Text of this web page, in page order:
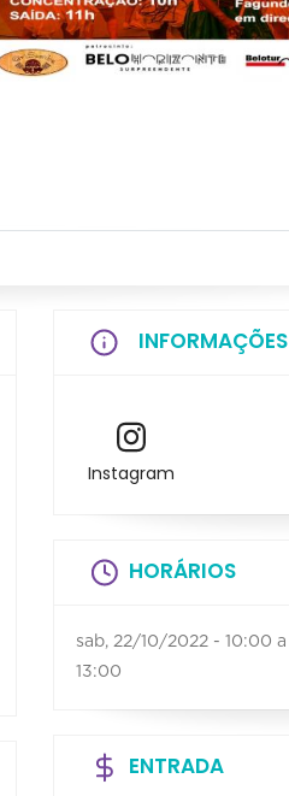
INFORMAÇÕES
Instagram
HORÁRIOS
sab, 22/10/2022 - 10:00 a
13:00
ENTRADA